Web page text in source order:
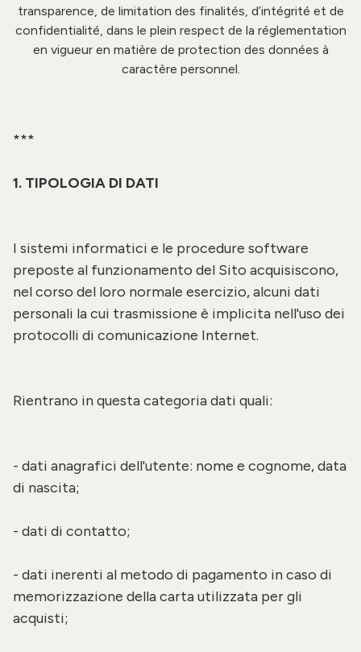
transparence, de limitation des finalités, d’intégrité et de
confidentialité, dans le plein respect de la réglementation
en vigueur en matière de protection des données à
caractère personnel.
***
1. TIPOLOGIA DI DATI
I sistemi informatici e le procedure software
preposte al funzionamento del Sito acquisiscono,
nel corso del loro normale esercizio, alcuni dati
personali la cui trasmissione è implicita nell'uso dei
protocolli di comunicazione Internet.
Rientrano in questa categoria dati quali:
- dati anagrafici dell'utente: nome e cognome, data
di nascita;
- dati di contatto;
- dati inerenti al metodo di pagamento in caso di
memorizzazione della carta utilizzata per gli
acquisti;